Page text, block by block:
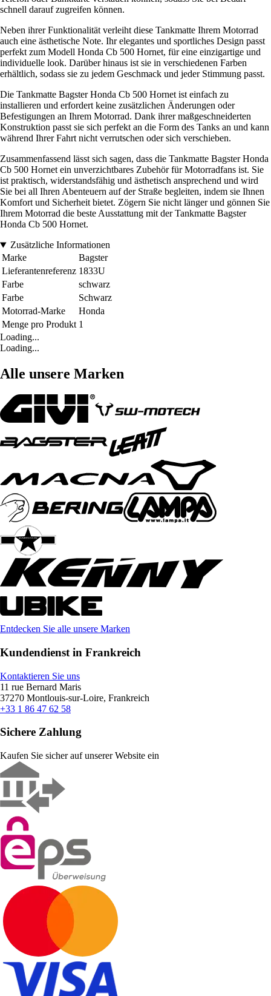
schnell darauf zugreifen können.
Neben ihrer Funktionalität verleiht diese Tankmatte Ihrem Motorrad
auch eine ästhetische Note. Ihr elegantes und sportliches Design passt
perfekt zum Modell Honda Cb 500 Hornet, für eine einzigartige und
individuelle look. Darüber hinaus ist sie in verschiedenen Farben
erhältlich, sodass sie zu jedem Geschmack und jeder Stimmung passt.
Die Tankmatte Bagster Honda Cb 500 Hornet ist einfach zu
installieren und erfordert keine zusätzlichen Änderungen oder
Befestigungen an Ihrem Motorrad. Dank ihrer maßgeschneiderten
Konstruktion passt sie sich perfekt an die Form des Tanks an und kann
während Ihrer Fahrt nicht verrutschen oder sich verschieben.
Zusammenfassend lässt sich sagen, dass die Tankmatte Bagster Honda
Cb 500 Hornet ein unverzichtbares Zubehör für Motorradfans ist. Sie
ist praktisch, widerstandsfähig und ästhetisch ansprechend und wird
Sie bei all Ihren Abenteuern auf der Straße begleiten, indem sie Ihnen
Komfort und Sicherheit bietet. Zögern Sie nicht länger und gönnen Sie
Ihrem Motorrad die beste Ausstattung mit der Tankmatte Bagster
Honda Cb 500 Hornet.
Zusätzliche Informationen
Marke
Bagster
Lieferantenreferenz 1833U
Farbe
schwarz
Farbe
Schwarz
Motorrad-Marke
Honda
Menge pro Produkt 1
Loading...
Loading...
Alle unsere Marken
Entdecken Sie alle unsere Marken
Kundendienst in Frankreich
Kontaktieren Sie uns
11 rue Bernard Maris
37270 Montlouis-sur-Loire, Frankreich
+33 1 86 47 62 58
Sichere Zahlung
Kaufen Sie sicher auf unserer Website ein